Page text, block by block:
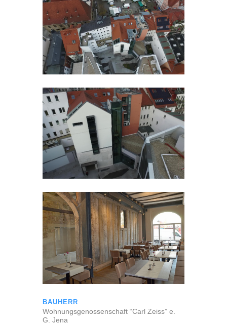
BAUHERR
Wohnungsgenossenschaft “Carl Zeiss” e.
G. Jena